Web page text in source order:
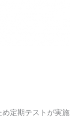
定期テストが実